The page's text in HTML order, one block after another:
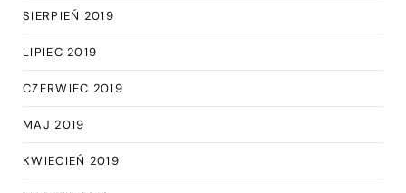
SIERPIEŃ 2019
LIPIEC 2019
CZERWIEC 2019
MAJ 2019
KWIECIEŃ 2019